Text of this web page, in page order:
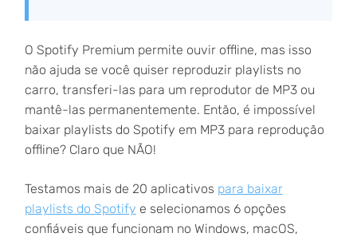
O Spotify Premium permite ouvir offline, mas isso
não ajuda se você quiser reproduzir playlists no
carro, transferi-las para um reprodutor de MP3 ou
mantê-las permanentemente. Então, é impossível
baixar playlists do Spotify em MP3 para reprodução
offline? Claro que NÃO!
Testamos mais de 20 aplicativos para baixar
playlists do Spotify e selecionamos 6 opções
confiáveis que funcionam no Windows, macOS,